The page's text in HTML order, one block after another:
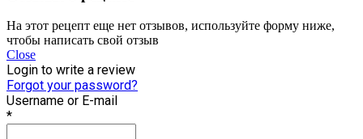
На этот рецепт еще нет отзывов, используйте форму ниже,
чтобы написать свой отзыв
Close
Login to write a review
Forgot your password?
Username or E-mail
*